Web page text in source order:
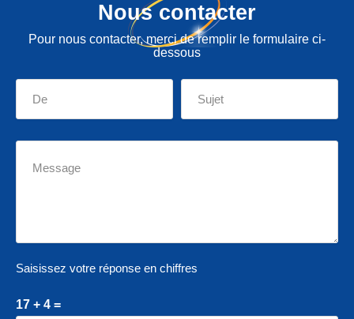
Nous contacter
Pour nous contacter, merci de remplir le formulaire ci-
dessous
Saisissez votre réponse en chiffres
17 + 4 =